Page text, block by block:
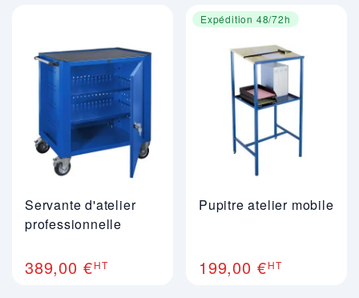
Servante d'atelier
professionnelle
389,00 €HT
Expédition 48/72h
Pupitre atelier mobile
199,00 €HT